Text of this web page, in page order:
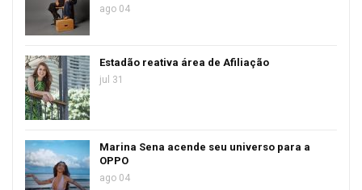
ago 04
Estadão reativa área de Afiliação
jul 31
Marina Sena acende seu universo para a
OPPO
ago 04